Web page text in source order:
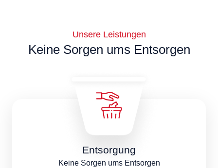
Unsere Leistungen
Keine Sorgen ums Entsorgen
Entsorgung
Keine Sorgen ums Entsorgen